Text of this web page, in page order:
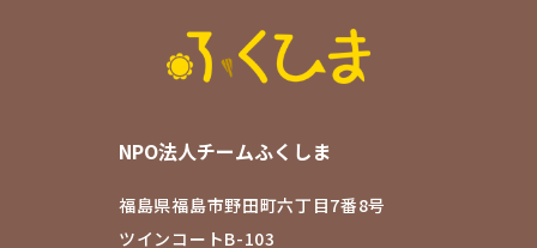
NPO法人チームふくしま
福島県福島市野田町六丁目7番8号
ツインコートB-103